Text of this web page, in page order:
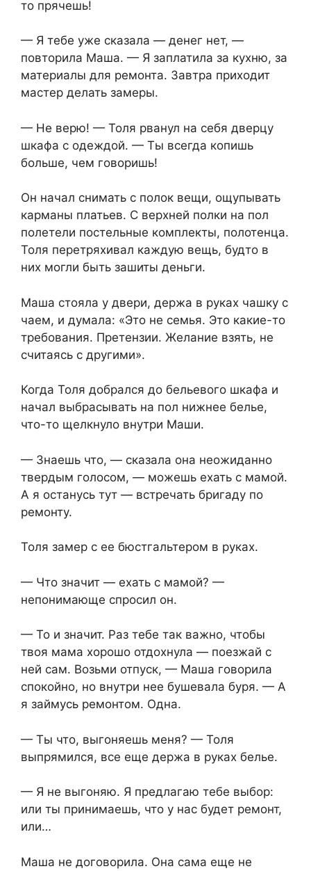
то прячешь!
— Я тебе уже сказала — денег нет, —
повторила Маша. — Я заплатила за кухню, за
материалы для ремонта. Завтра приходит
мастер делать замеры.
— Не верю! — Толя рванул на себя дверцу
шкафа с одеждой. — Ты всегда копишь
больше, чем говоришь!
Он начал снимать с полок вещи, ощупывать
карманы платьев. С верхней полки на пол
полетели постельные комплекты, полотенца.
Толя перетряхивал каждую вещь, будто в
них могли быть зашиты деньги.
Маша стояла у двери, держа в руках чашку с
чаем, и думала: «Это не семья. Это какие-то
требования. Претензии. Желание взять, не
считаясь с другими».
Когда Толя добрался до бельевого шкафа и
начал выбрасывать на пол нижнее белье,
что-то щелкнуло внутри Маши.
— Знаешь что, — сказала она неожиданно
твердым голосом, — можешь ехать с мамой.
А я останусь тут — встречать бригаду по
ремонту.
Толя замер с ее бюстгальтером в руках.
— Что значит — ехать с мамой? —
непонимающе спросил он.
— То и значит. Раз тебе так важно, чтобы
твоя мама хорошо отдохнула — поезжай с
ней сам. Возьми отпуск, — Маша говорила
спокойно, но внутри нее бушевала буря. — А
я займусь ремонтом. Одна.
— Ты что, выгоняешь меня? — Толя
выпрямился, все еще держа в руках белье.
— Я не выгоняю. Я предлагаю тебе выбор:
или ты принимаешь, что у нас будет ремонт,
или…
Маша не договорила. Она сама еще не